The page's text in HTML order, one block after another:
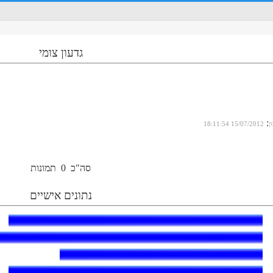
גדעון צומי
:
15/07/2012 18:11:54
סה"כ 0 תמונות
נתונים אישיים